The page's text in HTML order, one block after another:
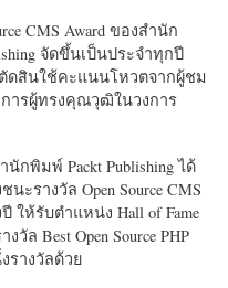
CMS Award ของสำนัก
จัดขึ้นเป็นประจำทุกปี
ตัดสินใช้คะแนนโหวตจากผู้ชม
ารผู้ทรงคุณวุฒิในวงการ
นักพิมพ์ Packt Publishing ได้
นะรางวัล Open Source CMS
ให้รับตำแหน่ง Hall of Fame
ล Best Open Source PHP
รางวัลด้วย